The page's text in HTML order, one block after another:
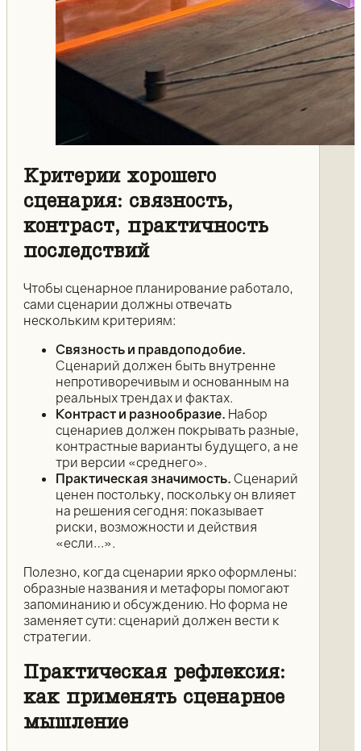
Критерии хорошего
сценария: связность,
контраст, практичность
последствий
Чтобы сценарное планирование работало,
сами сценарии должны отвечать
нескольким критериям:
Связность и правдоподобие.
Сценарий должен быть внутренне
непротиворечивым и основанным на
реальных трендах и фактах.
Контраст и разнообразие. Набор
сценариев должен покрывать разные,
контрастные варианты будущего, а не
три версии «среднего».
Практическая значимость. Сценарий
ценен постольку, поскольку он влияет
на решения сегодня: показывает
риски, возможности и действия
«если…».
Полезно, когда сценарии ярко оформлены:
образные названия и метафоры помогают
запоминанию и обсуждению. Но форма не
заменяет сути: сценарий должен вести к
стратегии.
Практическая рефлексия:
как применять сценарное
мышление